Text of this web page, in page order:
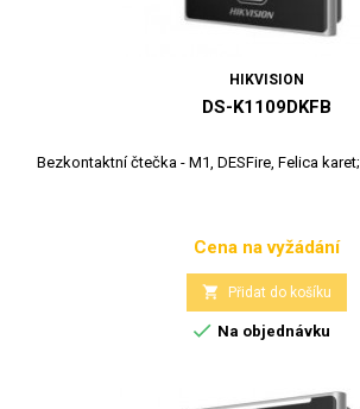
HIKVISION
DS-K1109DKFB
Bezkontaktní čtečka - M1, DESFire, Felica
Cena
Cena na vyžádání
 Přidat do košíku
 Na objednávku